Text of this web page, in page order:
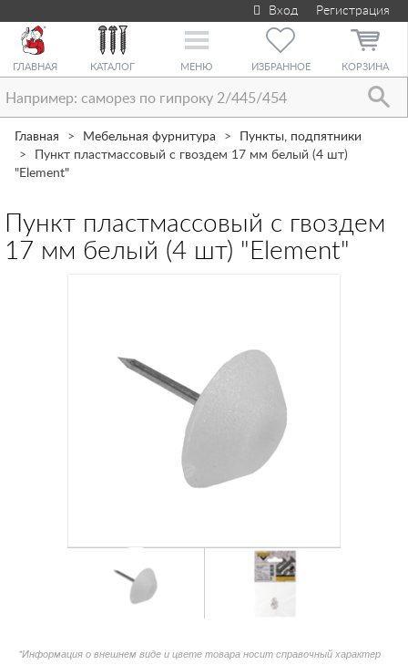
Вход Регистрация
ГЛАВНАЯ КАТАЛОГ
Toggle
МЕНЮ ИЗБРАННОЕ КОРЗИНА
Главная Мебельная фурнитура
Пункты, подпятники
Пункт пластмассовый с гвоздем 17 мм белый (4 шт)
"Element"
Пункт пластмассовый с гвоздем
17 мм белый (4 шт) "Element"
*Информация о внешнем виде и цвете товара носит справочный характер